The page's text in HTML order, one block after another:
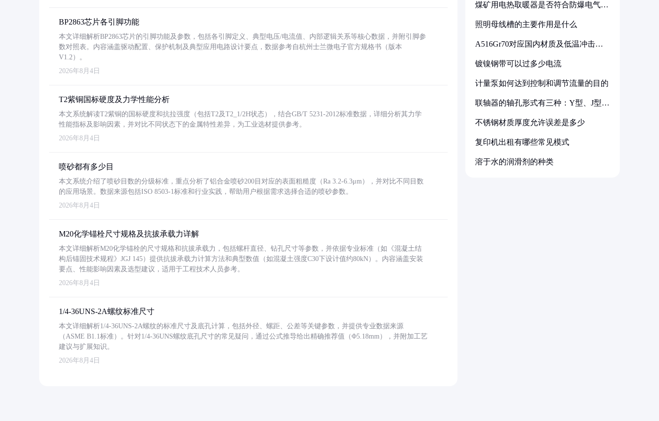
BP2863芯片各引脚功能
本文详细解析BP2863芯片的引脚功能及参数，包括各引脚定义、典型电压/电流值、内部逻辑关系等核心数据，并附引脚参
数对照表。内容涵盖驱动配置、保护机制及典型应用电路设计要点，数据参考自杭州士兰微电子官方规格书（版本
V1.2）。
2026年8月4日
T2紫铜国标硬度及力学性能分析
本文系统解读T2紫铜的国标硬度和抗拉强度（包括T2及T2_1/2H状态），结合GB/T 5231-2012标准数据，详细分析其力学
性能指标及影响因素，并对比不同状态下的金属特性差异，为工业选材提供参考。
2026年8月4日
喷砂都有多少目
本文系统介绍了喷砂目数的分级标准，重点分析了铝合金喷砂200目对应的表面粗糙度（Ra 3.2-6.3μm），并对比不同目数
的应用场景。数据来源包括ISO 8503-1标准和行业实践，帮助用户根据需求选择合适的喷砂参数。
2026年8月4日
M20化学锚栓尺寸规格及抗拔承载力详解
本文详细解析M20化学锚栓的尺寸规格和抗拔承载力，包括螺杆直径、钻孔尺寸等参数，并依据专业标准（如《混凝土结
构后锚固技术规程》JGJ 145）提供抗拔承载力计算方法和典型数值（如混凝土强度C30下设计值约80kN）。内容涵盖安装
要点、性能影响因素及选型建议，适用于工程技术人员参考。
2026年8月4日
1/4-36UNS-2A螺纹标准尺寸
本文详细解析1/4-36UNS-2A螺纹的标准尺寸及底孔计算，包括外径、螺距、公差等关键参数，并提供专业数据来源
（ASME B1.1标准）。针对1/4-36UNS螺纹底孔尺寸的常见疑问，通过公式推导给出精确推荐值（Φ5.18mm），并附加工艺
建议与扩展知识。
2026年8月4日
煤矿用电热取暖器是否符合防爆电气设
照明母线槽的主要作用是什么
A516Gr70对应国内材质及低温冲击要
镀镍钢带可以过多少电流
计量泵如何达到控制和调节流量的目的
联轴器的轴孔形式有三种：Y型、J型、
不锈钢材质厚度允许误差是多少
复印机出租有哪些常见模式
溶于水的润滑剂的种类